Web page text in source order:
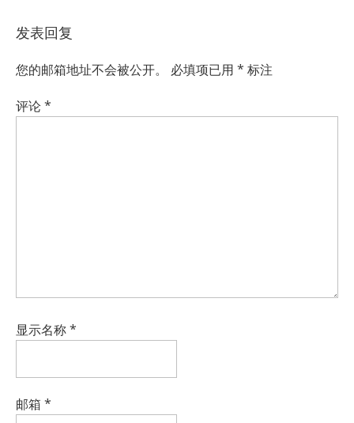
发表回复
您的邮箱地址不会被公开。 必填项已用 * 标注
评论*
显示名称*
邮箱 *